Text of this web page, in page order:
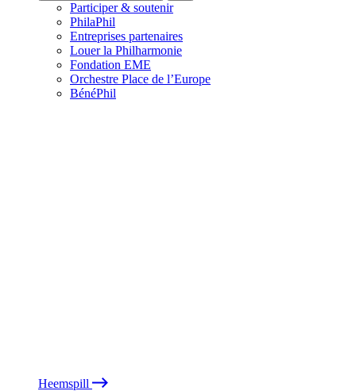
Participer & soutenir
PhilaPhil
Entreprises partenaires
Louer la Philharmonie
Fondation EME
Orchestre Place de l’Europe
BénéPhil
Heemspill